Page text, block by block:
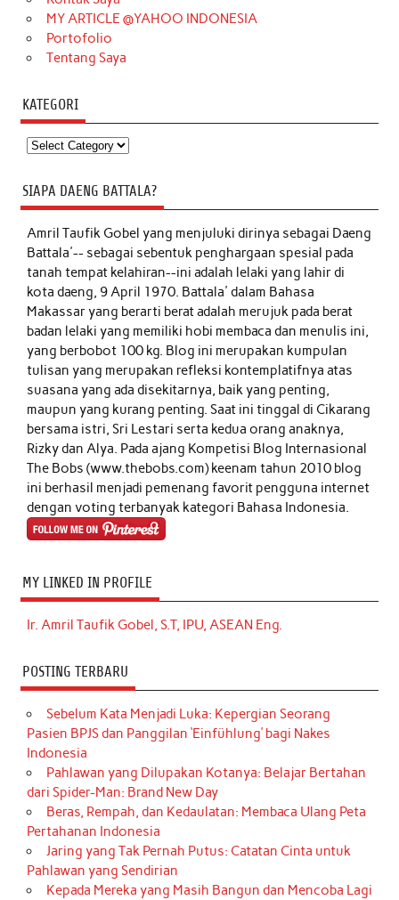
MY ARTICLE @YAHOO INDONESIA
Portofolio
Tentang Saya
KATEGORI
Kategori
SIAPA DAENG BATTALA?
Amril Taufik Gobelyang menjuluki dirinya sebagai Daeng
Battala'-- sebagai sebentuk penghargaan spesial pada
tanah tempat kelahiran--ini adalah lelaki yang lahir di
kota daeng, 9 April 1970. Battala' dalam Bahasa
Makassar yang berarti berat adalah merujuk pada berat
badan lelaki yang memiliki hobi membaca dan menulis ini,
yang berbobot 100 kg. Blog ini merupakan kumpulan
tulisan yang merupakan refleksi kontemplatifnya atas
suasana yang ada disekitarnya, baik yang penting,
maupun yang kurang penting. Saat ini tinggal di Cikarang
bersama istri, Sri Lestari serta kedua orang anaknya,
Rizky dan Alya. Pada ajang Kompetisi Blog Internasional
The Bobs (www.thebobs.com) keenam tahun 2010 blog
ini berhasil menjadi pemenang favorit pengguna internet
dengan voting terbanyak kategori Bahasa Indonesia.
MY LINKED IN PROFILE
Ir. Amril Taufik Gobel, S.T, IPU, ASEAN Eng.
POSTING TERBARU
Sebelum Kata Menjadi Luka: Kepergian Seorang
Pasien BPJS dan Panggilan ‘Einfühlung’ bagi Nakes
Indonesia
Pahlawan yang Dilupakan Kotanya: Belajar Bertahan
dari Spider-Man: Brand New Day
Beras, Rempah, dan Kedaulatan: Membaca Ulang Peta
Pertahanan Indonesia
Jaring yang Tak Pernah Putus: Catatan Cinta untuk
Pahlawan yang Sendirian
Kepada Mereka yang Masih Bangun dan Mencoba Lagi